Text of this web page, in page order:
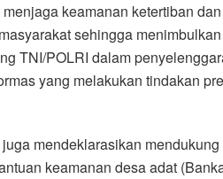
keamanan ketertiban
sehingga
TNI/POLRI dalam
yang melakukan tindakan
mendeklarasikan
keamanan desa adat